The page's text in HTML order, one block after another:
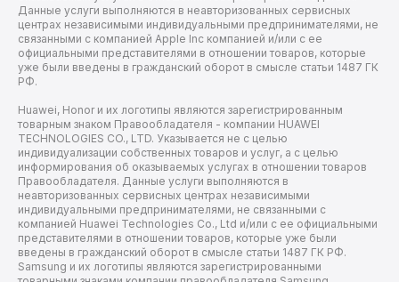
Данные услуги выполняются в неавторизованных сервисных
центрах независимыми индивидуальными предпринимателями, не
связанными с компанией Apple Inc компанией и/или с ее
официальными представителями в отношении товаров, которые
уже были введены в гражданский оборот в смысле статьи 1487 ГК
РФ.
Huawei, Honor и их логотипы являются зарегистрированным
товарным знаком Правообладателя - компании HUAWEI
TECHNOLOGIES CO., LTD. Указывается не с целью
индивидуализации собственных товаров и услуг, а с целью
информирования об оказываемых услугах в отношении товаров
Правообладателя. Данные услуги выполняются в
неавторизованных сервисных центрах независимыми
индивидуальными предпринимателями, не связанными с
компанией Huawei Technologies Co., Ltd и/или с ее официальными
представителями в отношении товаров, которые уже были
введены в гражданский оборот в смысле статьи 1487 ГК РФ.
Samsung и их логотипы являются зарегистрированными